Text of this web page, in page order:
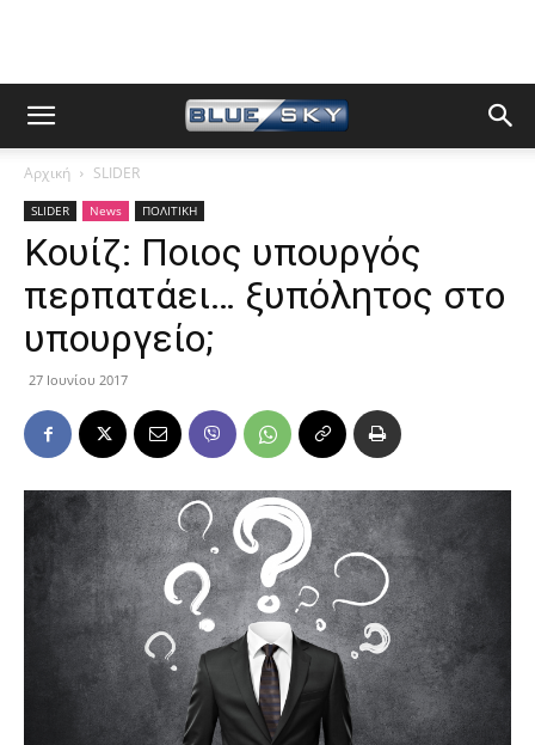
Αρχική SLIDER
SLIDER News ΠΟΛΙΤΙΚΗ
Κουίζ: Ποιος υπουργός
περπατάει… ξυπόλητος στο
υπουργείο;
27 Ιουνίου 2017